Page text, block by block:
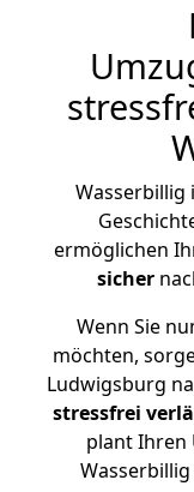
Wasserbillig
ermöglichen
sicher
Wenn Sie
möchten,
Ludwigsburg
stressfrei
plant Ihren